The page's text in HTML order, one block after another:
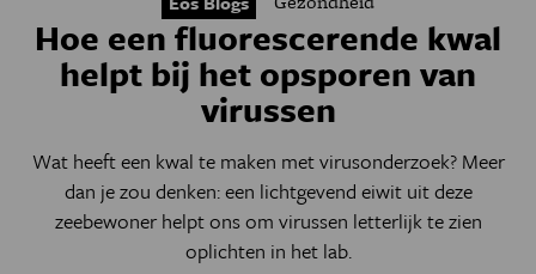
Hoe een fluorescerende kwal
helpt bij het opsporen van
virussen
Wat heeft een kwal te maken met virusonderzoek? Meer
dan je zou denken: een lichtgevend eiwit uit deze
zeebewoner helpt ons om virussen letterlijk te zien
oplichten in het lab.